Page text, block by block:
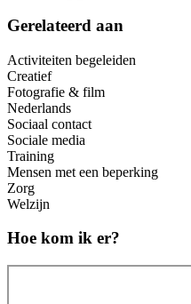
Gerelateerd aan
Activiteiten begeleiden
Creatief
Fotografie & film
Nederlands
Sociaal contact
Sociale media
Training
Mensen met een beperking
Zorg
Welzijn
Hoe kom ik er?